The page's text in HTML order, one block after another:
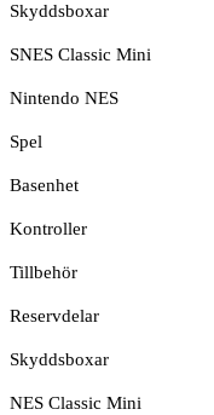
Skyddsboxar
SNES Classic Mini
Nintendo NES
Spel
Basenhet
Kontroller
Tillbehör
Reservdelar
Skyddsboxar
NES Classic Mini